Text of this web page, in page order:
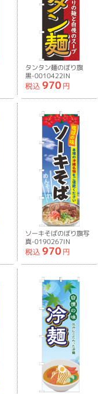
タンタン麺のぼり旗
黒-0010422IN
税込 970 円
ソーキそばのぼり旗写
真-0190267IN
税込 970 円